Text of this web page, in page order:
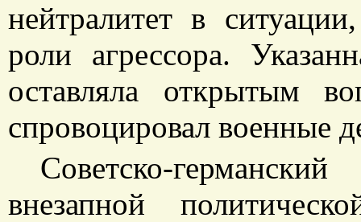
нейтралитет в
роли агрессора.
оставляла открытым
спровоцировал военные
Советско-
внезапной